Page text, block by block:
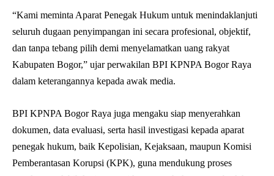
“Kami meminta Aparat Penegak Hukum untuk menindaklanjuti
seluruh dugaan penyimpangan ini secara profesional, objektif,
dan tanpa tebang pilih demi menyelamatkan uang rakyat
Kabupaten Bogor,” ujar perwakilan BPI KPNPA Bogor Raya
dalam keterangannya kepada awak media.
BPI KPNPA Bogor Raya juga mengaku siap menyerahkan
dokumen, data evaluasi, serta hasil investigasi kepada aparat
penegak hukum, baik Kepolisian, Kejaksaan, maupun Komisi
Pemberantasan Korupsi (KPK), guna mendukung proses